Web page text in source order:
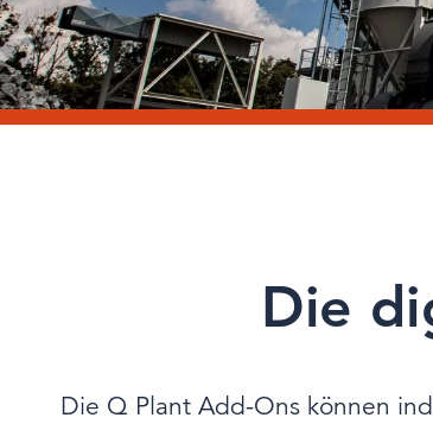
Die
Die Q Plant Add-Ons können